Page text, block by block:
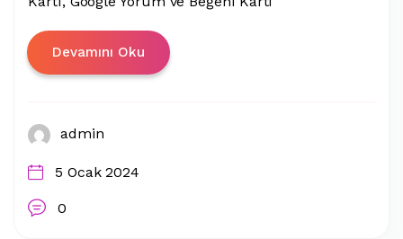
Devamını Oku
admin
5 Ocak 2024
0